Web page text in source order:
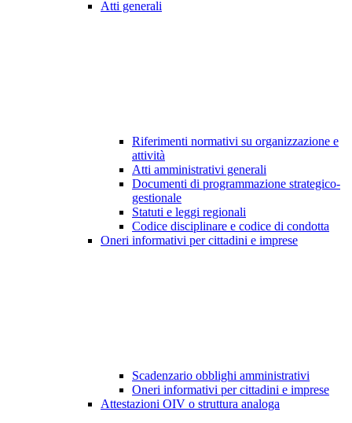
Atti generali
Riferimenti normativi su organizzazione e
attività
Atti amministrativi generali
Documenti di programmazione strategico-
gestionale
Statuti e leggi regionali
Codice disciplinare e codice di condotta
Oneri informativi per cittadini e imprese
Scadenzario obblighi amministrativi
Oneri informativi per cittadini e imprese
Attestazioni OIV o struttura analoga